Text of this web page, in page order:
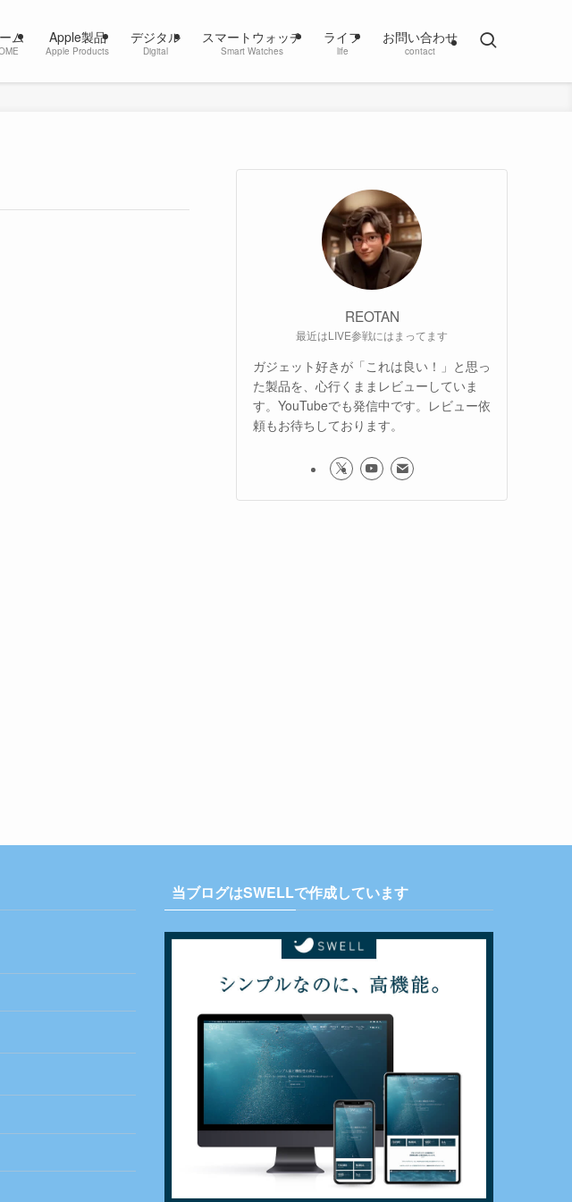
ム Apple製品
Apple Products
デジタル
Digital
スマートウォッチ
Smart Watches
ライフ
life
お問い合わせ
contact
REOTAN
最近はLIVE参戦にはまってます
ガジェット好きが「これは良い！」と思っ
た製品を、心行くままレビューしていま
す。YouTubeでも発信中です。レビュー依
頼もお待ちしております。
当ブログはSWELLで作成しています